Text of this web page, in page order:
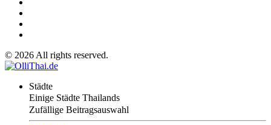
© 2026 All rights reserved.
Städte
Einige Städte Thailands
Zufällige Beitragsauswahl